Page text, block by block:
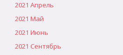
2021 Апрель
2021 Май
2021 Июнь
2021 Сентябрь